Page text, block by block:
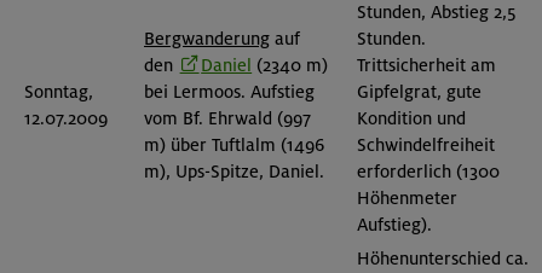
Sonntag,
12.07.2009
Bergwanderung auf
den
Daniel (2340 m)
bei Lermoos. Aufstieg
vom Bf. Ehrwald (997
m) über Tuftlalm (1496
m), Ups-Spitze, Daniel.
Stunden, Abstieg 2,5
Stunden.
Trittsicherheit am
Gipfelgrat, gute
Kondition und
Schwindelfreiheit
erforderlich (1300
Höhenmeter
Aufstieg).
Höhenunterschied ca.